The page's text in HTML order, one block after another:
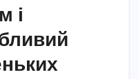
і